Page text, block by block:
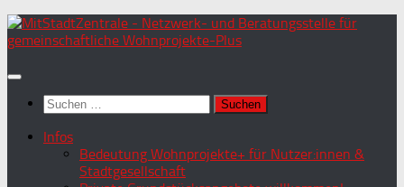
Zum
Inhalt
Suchen
nach:
Infos
Bedeutung Wohnprojekte+ für Nutzer:innen &
Stadtgesellschaft